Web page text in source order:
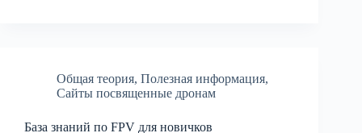
Общая теория, Полезная информация,
Сайты посвященные дронам
База знаний по FPV для новичков